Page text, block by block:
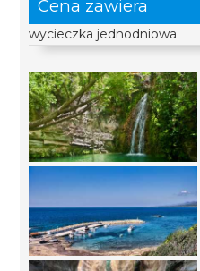
Cena zawiera
wycieczka jednodniowa